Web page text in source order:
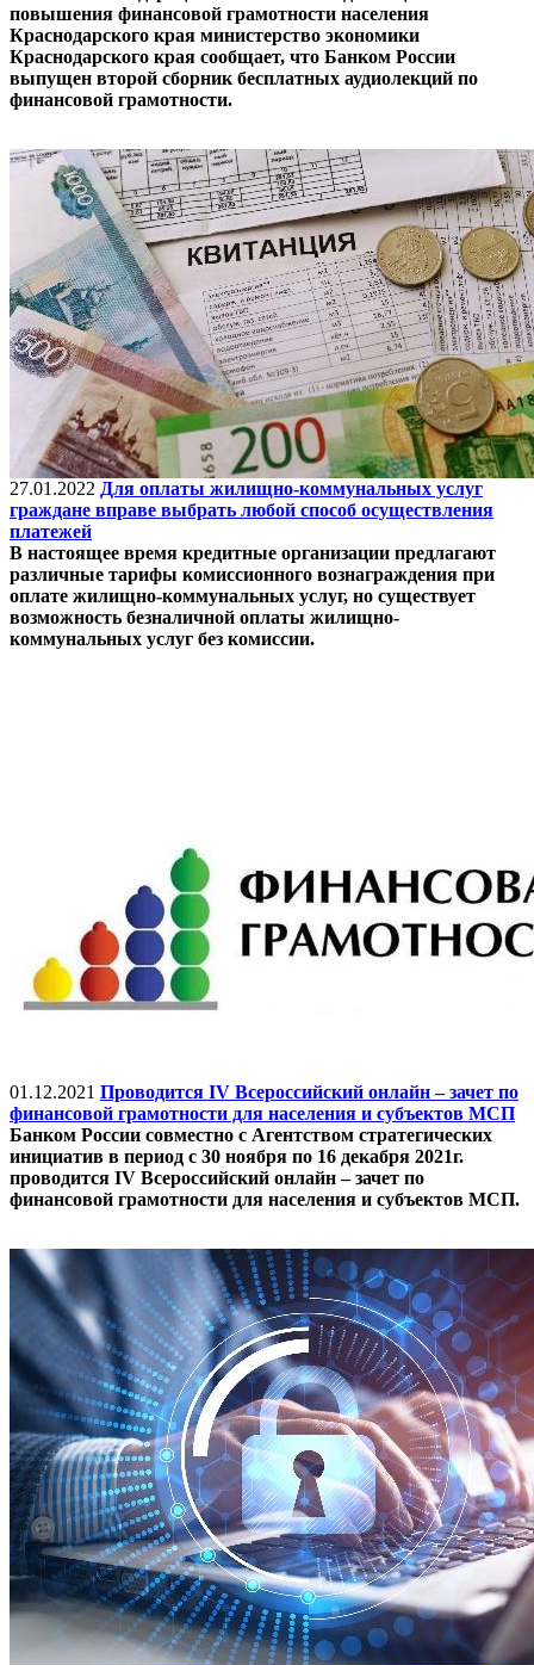
повышения финансовой грамотности населения
Краснодарского края министерство экономики
Краснодарского края сообщает, что Банком России
выпущен второй сборник бесплатных аудиолекций по
финансовой грамотности.
27.01.2022 Для оплаты жилищно-коммунальных услуг
граждане вправе выбрать любой способ осуществления
платежей
В настоящее время кредитные организации предлагают
различные тарифы комиссионного вознаграждения при
оплате жилищно-коммунальных услуг, но существует
возможность безналичной оплаты жилищно-
коммунальных услуг без комиссии.
01.12.2021 Проводится IV Всероссийский онлайн – зачет по
финансовой грамотности для населения и субъектов МСП
Банком России совместно с Агентством стратегических
инициатив в период с 30 ноября по 16 декабря 2021г.
проводится IV Всероссийский онлайн – зачет по
финансовой грамотности для населения и субъектов МСП.